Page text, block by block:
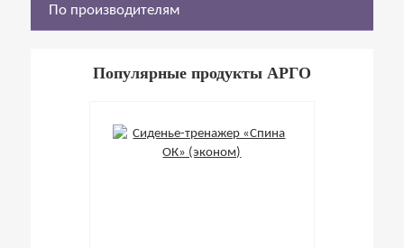
По производителям
Популярные продукты АРГО